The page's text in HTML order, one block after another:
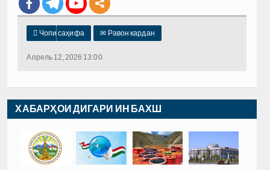
 Чопи саҳифа ✉ Равон кардан
Апрель 12, 2026 13:00
ХАБАРҲОИ ДИГАРИ ИН БАХШ